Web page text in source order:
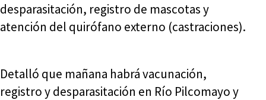
desparasitación, registro de mascotas y
atención del quirófano externo (castraciones).
Detalló que mañana habrá vacunación,
registro y desparasitación en Río Pilcomayo y